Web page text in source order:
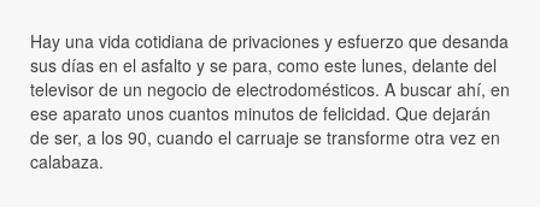
Hay una vida cotidiana de privaciones y esfuerzo que desanda
sus días en el asfalto y se para, como este lunes, delante del
televisor de un negocio de electrodomésticos. A buscar ahí, en
ese aparato unos cuantos minutos de felicidad. Que dejarán
de ser, a los 90, cuando el carruaje se transforme otra vez en
calabaza.